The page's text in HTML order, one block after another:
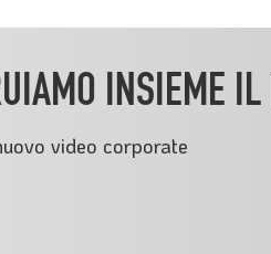
INSIEME
video corporate